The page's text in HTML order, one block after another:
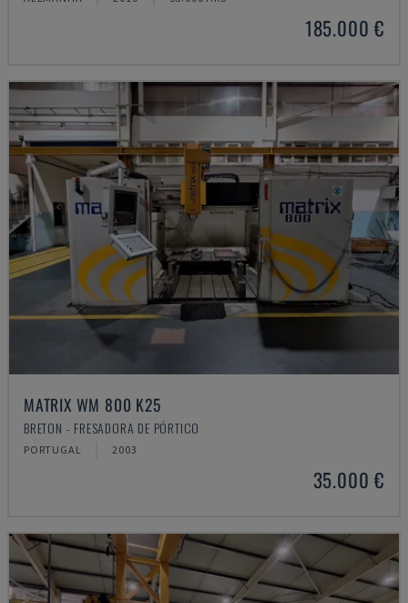
185.000 €
MATRIX WM 800 K25
BRETON - FRESADORA DE PÓRTICO
PORTUGAL 2003
35.000 €